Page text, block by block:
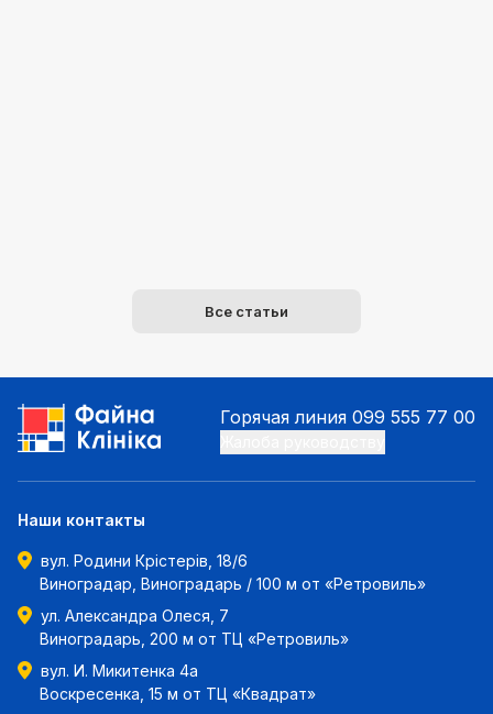
Все статьи
Горячая линия 099 555 77 00
Наши контакты
вул. Родини Крістерів, 18/6
Виноградар, Виноградарь / 100 м от «Ретровиль»
ул. Александра Олеся, 7
Виноградарь, 200 м от ТЦ «Ретровиль»
вул. И. Микитенка 4а
Воскресенка, 15 м от ТЦ «Квадрат»